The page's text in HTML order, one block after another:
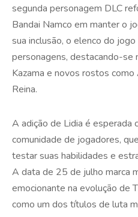
segunda personagem DLC
Bandai Namco em manter o
sua inclusão, o elenco do
personagens, destacando-se
Kazama e novos rostos
Reina.
A adição de Lidia é esperada
comunidade de jogadores,
testar suas habilidades e
A data de 25 de julho marca
emocionante na evolução de
como um dos títulos de luta